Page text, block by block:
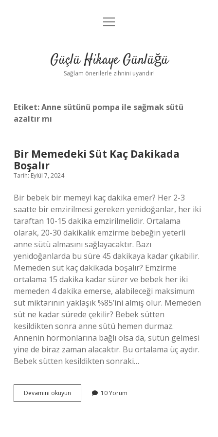
Anasayfa
Yasal Uyarı
menüyü
Güçlü Hikaye Günlüğü
Sağlam önerilerle zihnini uyandır!
Etiket:Anne sütünü pompa ile sağmak sütü
azaltır mı
Bir Memedeki Süt Kaç Dakikada
Boşalır
Tarih: Eylül 7, 2024
Bir bebek bir memeyi kaç dakika emer? Her 2-3
saatte bir emzirilmesi gereken yenidoğanlar, her iki
taraftan 10-15 dakika emzirilmelidir. Ortalama
olarak, 20-30 dakikalık emzirme bebeğin yeterli
anne sütü almasını sağlayacaktır. Bazı
yenidoğanlarda bu süre 45 dakikaya kadar çıkabilir.
Memeden süt kaç dakikada boşalır? Emzirme
ortalama 15 dakika kadar sürer ve bebek her iki
memeden 4 dakika emerse, alabileceği maksimum
süt miktarının yaklaşık %85’ini almış olur. Memeden
süt ne kadar sürede çekilir? Bebek sütten
kesildikten sonra anne sütü hemen durmaz.
Annenin hormonlarına bağlı olsa da, sütün gelmesi
yine de biraz zaman alacaktır. Bu ortalama üç aydır.
Bebek sütten kesildikten sonraki…
Devamını okuyun
Memedeki
10 Yorum